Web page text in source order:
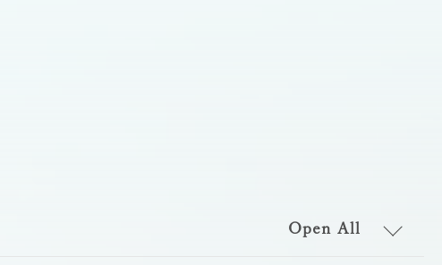
Open All